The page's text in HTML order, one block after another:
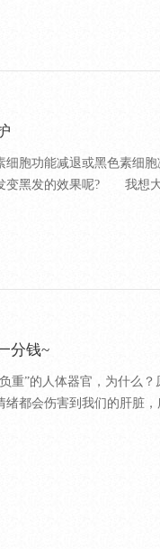
细胞功能减退或黑色素细
变黑发的效果呢? 我想
分钱~
重”的人体器官，为什么
绪都会伤害到我们的肝脏，